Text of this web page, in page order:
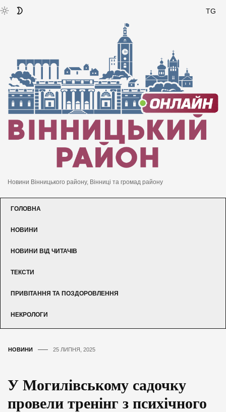
TG
Новини Вінницького району, Вінниці та громад району
ГОЛОВНА
НОВИНИ
НОВИНИ ВІД ЧИТАЧІВ
ТЕКСТИ
ПРИВІТАННЯ ТА ПОЗДОРОВЛЕННЯ
НЕКРОЛОГИ
НОВИНИ 25 ЛИПНЯ, 2025
У Могилівському садочку
провели тренінг з психічного